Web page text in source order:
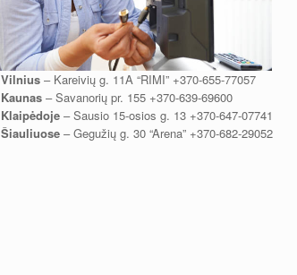
Vilnius– Kareivių g. 11A “RIMI” +370-655-77057
Kaunas– Savanorių pr. 155 +370-639-69600
Klaipėdoje– Sausio 15-osios g. 13 +370-647-07741
Šiauliuose– Gegužių g. 30 “Arena” +370-682-29052